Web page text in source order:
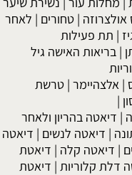
אולצרוזה |טחורים | לאחר
| תת פעילות
| בריאות האישה גיל
| אלצהיימר |טרשת
|
| דיאטה בהריון ולאחר
| דיאטה לנשים | דיאטה
| דיאטה קלה | דיאטת
דלת קלוריות | דיאטת